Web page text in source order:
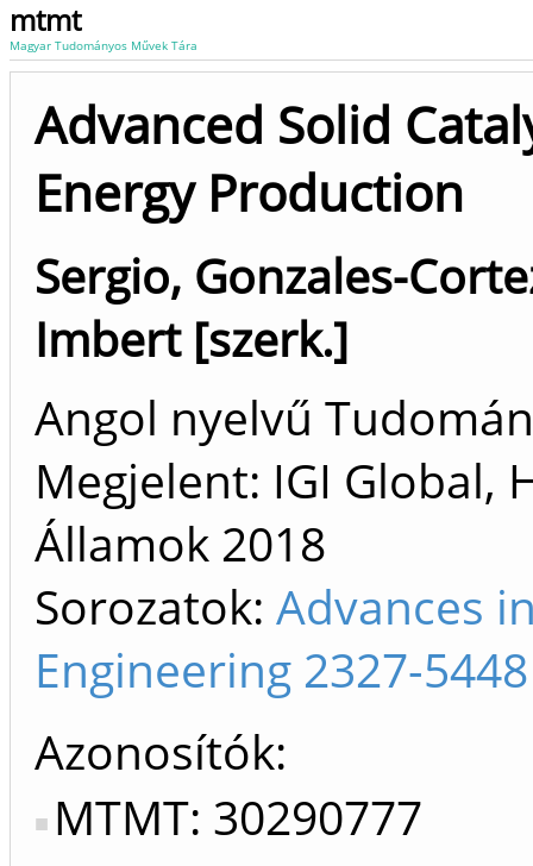
mtmt
Magyar Tudományos Művek Tára
Advanced Solid
Energy Production
Sergio, Gonzales-
Imbert [szerk.]
Angol nyelvű
Megjelent: IGI Global,
Államok 2018
Sorozatok: Advances
Engineering 2327-
Azonosítók
MTMT: 30290777